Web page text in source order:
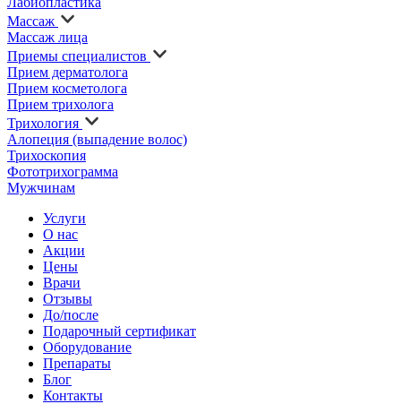
Массаж
Массаж лица
Приемы специалистов
Прием дерматолога
Прием косметолога
Прием трихолога
Трихология
Алопеция (выпадение волос)
Трихоскопия
Фототрихограмма
Мужчинам
Услуги
О нас
Акции
Цены
Врачи
Отзывы
До/после
Подарочный сертификат
Оборудование
Препараты
Блог
Контакты